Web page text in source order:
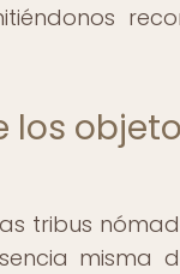
los
tribus
misma